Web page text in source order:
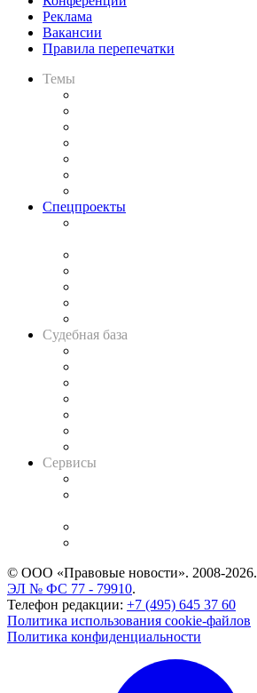
Реклама
Вакансии
Правила перепечатки
Темы
Спецпроекты
Судебная база
Сервисы
© ООО «Правовые новости». 2008-2026.
ЭЛ № ФС 77 - 79910.
Телефон редакции: +7 (495) 645 37 60
Политика использования cookie-файлов
Политика конфиденциальности